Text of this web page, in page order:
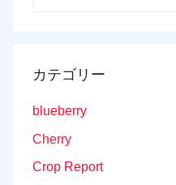
カテゴリー
blueberry
Cherry
Crop Report